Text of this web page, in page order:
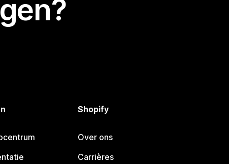
Shopify
Over ons
Carrières